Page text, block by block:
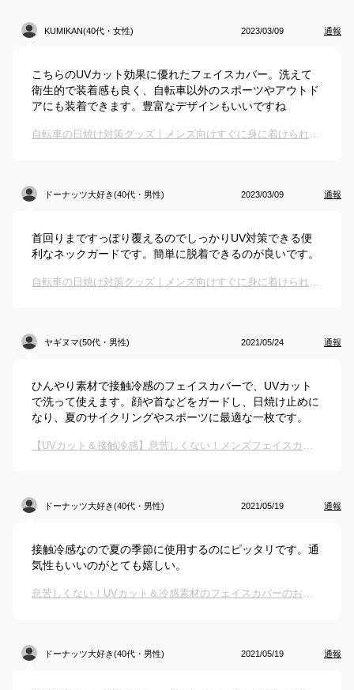
KUMIKAN(40代・女性) 2023/03/09 通報
こちらのUVカット効果に優れたフェイスカバー。洗えて
衛生的で装着感も良く、自転車以外のスポーツやアウトド
アにも装着できます。豊富なデザインもいいですね
自転車の日焼け対策グッズ｜メンズ向けすぐに身に着けられるUVカットグッズは？
ドーナッツ大好き(40代・男性) 2023/03/09 通報
首回りまですっぽり覆えるのでしっかりUV対策できる便
利なネックガードです。簡単に脱着できるのが良いです。
自転車の日焼け対策グッズ｜メンズ向けすぐに身に着けられるUVカットグッズは？
ヤギヌマ(50代・男性) 2021/05/24 通報
ひんやり素材で接触冷感のフェイスカバーで、UVカット
で洗って使えます。顔や首などをガードし、日焼け止めに
なり、夏のサイクリングやスポーツに最適な一枚です。
【UVカット＆接触冷感】息苦しくない！メンズフェイスカバー・マスク・ガードのおすすめは？
ドーナッツ大好き(40代・男性) 2021/05/19 通報
接触冷感なので夏の季節に使用するのにピッタリです。通
気性もいいのがとても嬉しい。
息苦しくない！UVカット＆冷感素材のフェイスカバーのおすすめは？
ドーナッツ大好き(40代・男性) 2021/05/19 通報